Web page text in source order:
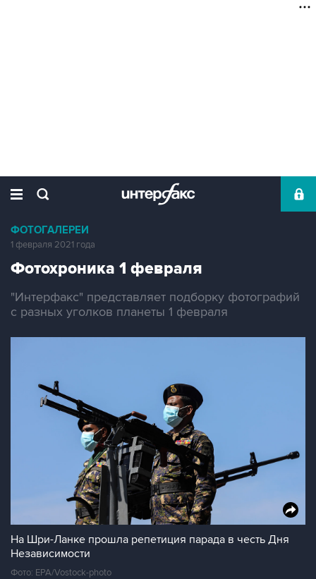
ФОТОГАЛЕРЕИ
1 февраля 2021 года
Фотохроника 1 февраля
"Интерфакс" представляет подборку фотографий
с разных уголков планеты 1 февраля
На Шри-Ланке прошла репетиция парада в честь Дня
Независимости
Фото: EPA/Vostock-photo